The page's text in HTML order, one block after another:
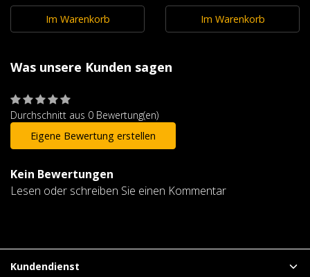
Im Warenkorb Im Warenkorb
Was unsere Kunden sagen
Durchschnitt aus 0 Bewertung(en)
Eigene Bewertung erstellen
Kein Bewertungen
Lesen oder schreiben Sie einen Kommentar
Kundendienst